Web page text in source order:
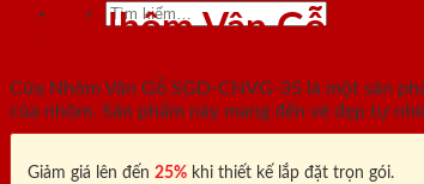
Tìm
Cửa Nhôm Vân Gỗ
Cửa Nhôm Vân Gỗ SGD-CNVG-35 là một sản
của nhôm. Sản phẩm này mang đến vẻ đẹp tự
Giảm giá lên đến 25% khi thiết kế lắp đặt trọn gói.